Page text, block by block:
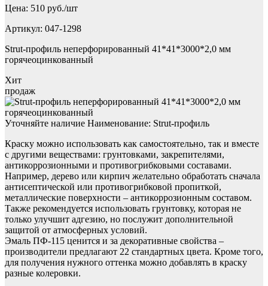
Цена: 510 руб./шт
Артикул: 047-1298
Strut-профиль неперфорированный 41*41*3000*2,0 мм
горячеоцинкованный
Хит
продаж
Уточняйте наличие Наименование: Strut-профиль
Краску можно использовать как самостоятельно, так и вместе
с другими веществами: грунтовками, закрепителями,
антикоррозионными и противогрибковыми составами.
Например, дерево или кирпич желательно обработать сначала
антисептической или противогрибковой пропиткой,
металлические поверхности – антикоррозионным составом.
Также рекомендуется использовать грунтовку, которая не
только улучшит адгезию, но послужит дополнительной
защитой от атмосферных условий.
Эмаль ПФ-115 ценится и за декоративные свойства –
производители предлагают 22 стандартных цвета. Кроме того,
для получения нужного оттенка можно добавлять в краску
разные колеровки.